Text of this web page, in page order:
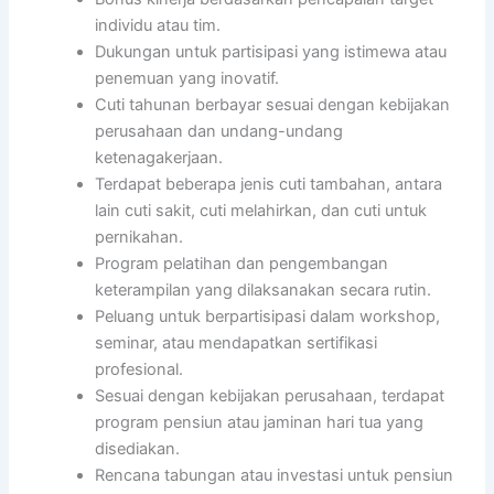
individu atau tim.
Dukungan untuk partisipasi yang istimewa atau
penemuan yang inovatif.
Cuti tahunan berbayar sesuai dengan kebijakan
perusahaan dan undang-undang
ketenagakerjaan.
Terdapat beberapa jenis cuti tambahan, antara
lain cuti sakit, cuti melahirkan, dan cuti untuk
pernikahan.
Program pelatihan dan pengembangan
keterampilan yang dilaksanakan secara rutin.
Peluang untuk berpartisipasi dalam workshop,
seminar, atau mendapatkan sertifikasi
profesional.
Sesuai dengan kebijakan perusahaan, terdapat
program pensiun atau jaminan hari tua yang
disediakan.
Rencana tabungan atau investasi untuk pensiun